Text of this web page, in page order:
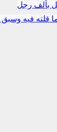
بألف رجل
فيه